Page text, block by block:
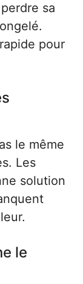
sa
pour
le même
Les
solution
le